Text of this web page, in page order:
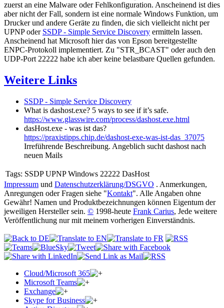
zuerst an eine Malware oder Fehlkonfiguration. Anscheinend ist dies
aber nicht der Fall, sondern ist eine normale Windows Funktion, um
Drucker und andere Geräte zu finden, die sich vielleicht nicht per
UPNP oder SSDP - Simple Service Discovery ermitteln lassen.
Anscheinend hat Microsoft hier das von Epson bereitgestellte
ENPC-Protokoll implementiert. Zu "STR_BCAST" oder auch den
UDP-Port 22222 habe ich aber keine belastbare Quellen gefunden.
Weitere Links
SSDP - Simple Service Discovery
What is dashost.exe? 5 ways to see if it’s safe.
https://www.glasswire.com/process/dashost.exe.html
dasHost.exe - was ist das?
https://praxistipps.chip.de/dashost-exe-was-ist-das_37075
Irreführende Beschreibung. Angeblich sucht dashost nach
neuen Mails
Tags: SSDP UPNP Windows 22222 DasHost
Impressum und Datenschutzerklärung/DSGVO . Anmerkungen,
Anregungen oder Fragen siehe "Kontakt". Alle Angaben ohne
Gewähr! Namen und Produktbezeichnungen können Eigentum der
jeweiligen Hersteller sein. © 1998-heute Frank Carius, Jede weitere
Veröffentlichung nur mit meinem vorherigen Einverständnis.
Cloud/Microsoft 365
Microsoft Teams
Exchange
Skype for Business